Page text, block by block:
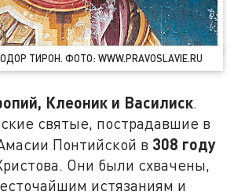
ТИРОН. ФОТО: WWW.PRAVOSLAVIE.RU
Клеоник и Василиск.
святые, пострадавшие в
Понтийской в 308 году
Они были схвачены,
истязаниям и